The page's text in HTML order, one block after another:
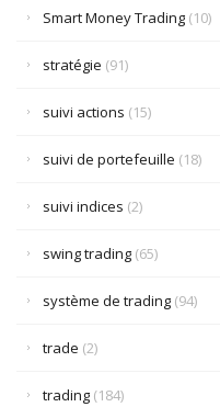
Smart Money Trading (10)
stratégie (91)
suivi actions (15)
suivi de portefeuille (18)
suivi indices (2)
swing trading (65)
système de trading (94)
trade (2)
trading (184)